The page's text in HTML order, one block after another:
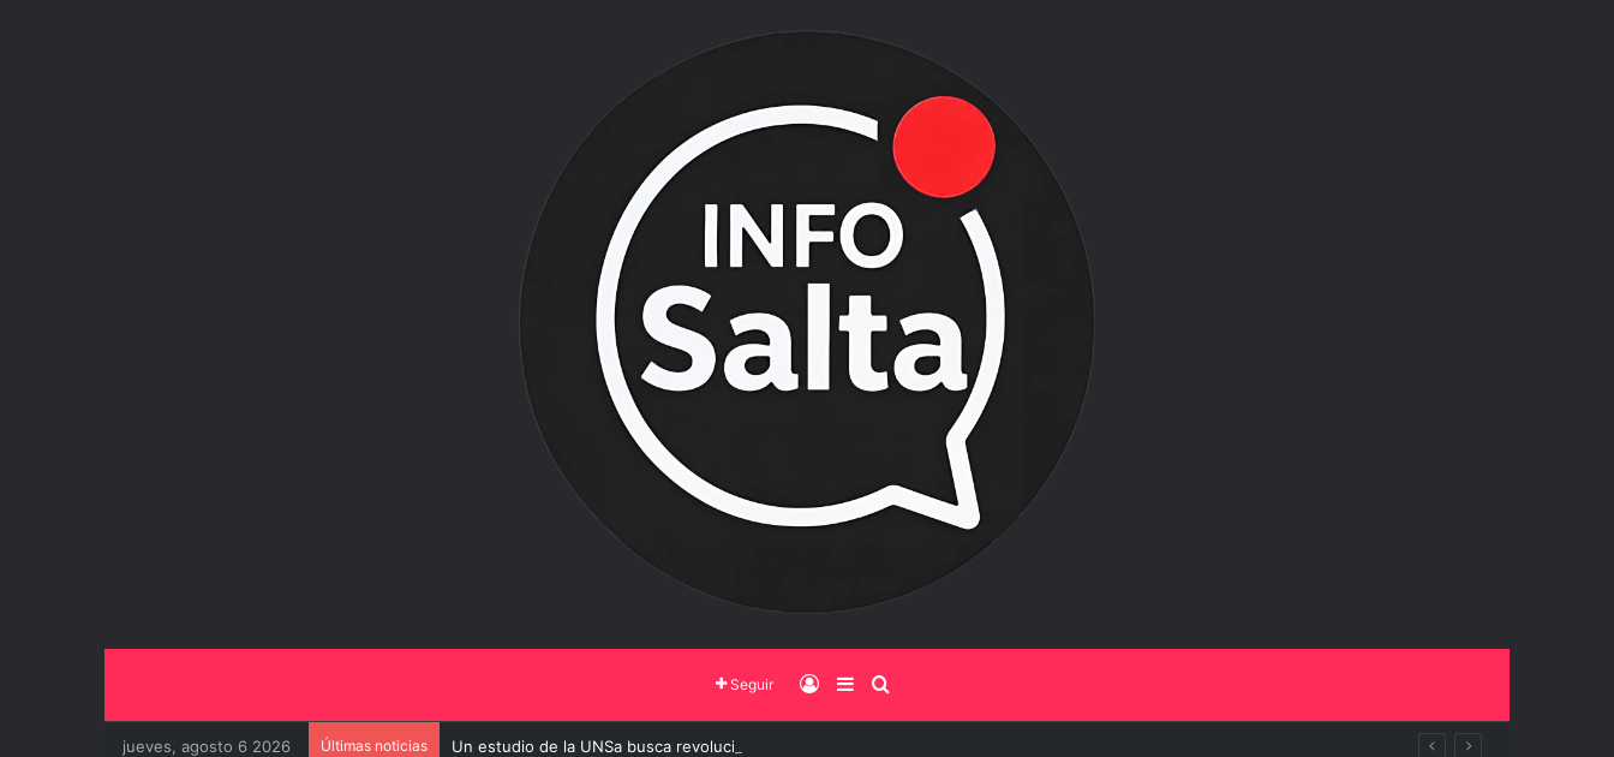
Seguir Iniciar Sesión
Barra Lateral
jueves, agosto 6 2026 Últimas noticias Un estudio de la UNSa busca revolucionar las casas de adobe y hacerlas más seguras